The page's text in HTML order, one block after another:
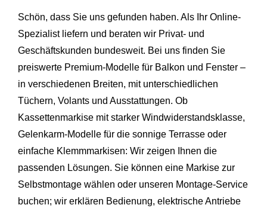
Schön, dass Sie uns gefunden haben. Als Ihr Online-
Spezialist liefern und beraten wir Privat- und
Geschäftskunden bundesweit. Bei uns finden Sie
preiswerte Premium-Modelle für Balkon und Fenster –
in verschiedenen Breiten, mit unterschiedlichen
Tüchern, Volants und Ausstattungen. Ob
Kassettenmarkise mit starker Windwiderstandsklasse,
Gelenkarm-Modelle für die sonnige Terrasse oder
einfache Klemmmarkisen: Wir zeigen Ihnen die
passenden Lösungen. Sie können eine Markise zur
Selbstmontage wählen oder unseren Montage-Service
buchen; wir erklären Bedienung, elektrische Antriebe